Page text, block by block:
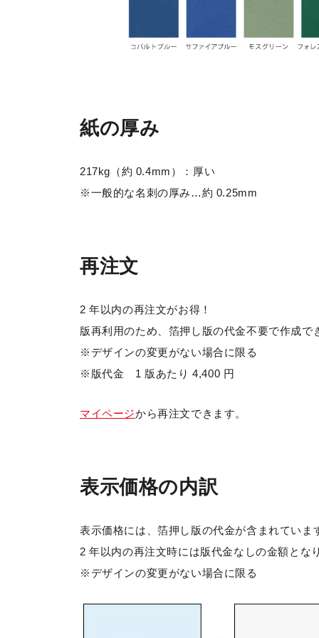
紙の厚み
217kg（約 0.4mm）：厚い
※一般的な名刺の厚み…約 0.25mm
再注文
2 年以内の再注文がお得！
版再利用のため、箔押し版の代金不要で作成で
※デザインの変更がない場合に限る
※版代金 1 版あたり 4,400 円
マイページから再注文できます。
表示価格の内訳
表示価格には、箔押し版の代金が含まれていま
2 年以内の再注文時には版代金なしの金額とな
※デザインの変更がない場合に限る